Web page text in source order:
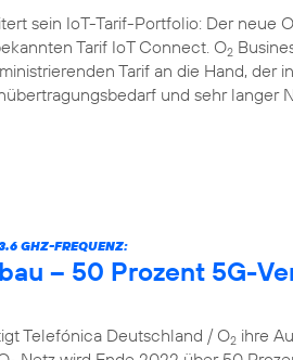
sein IoT-Tarif-Portfolio: Der neue O
Tarif IoT Connect. O2
Tarif an die Hand, der
und sehr langer
GHZ-FREQUENZ:
– 50 Prozent 5G-
Telefónica Deutschland / O2 ihre